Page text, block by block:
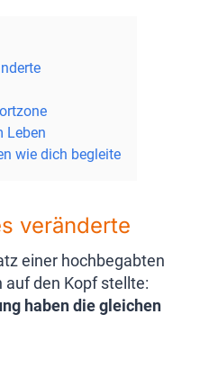
Leben
wie dich begleite
veränderte
einer hochbegabten
auf den Kopf stellte:
haben die gleichen